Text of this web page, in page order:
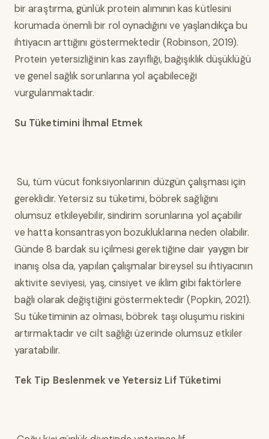
bir araştırma, günlük protein alımının kas kütlesini
korumada önemli bir rol oynadığını ve yaşlandıkça bu
ihtiyacın arttığını göstermektedir (Robinson, 2019).
Protein yetersizliğinin kas zayıflığı, bağışıklık düşüklüğü
ve genel sağlık sorunlarına yol açabileceği
vurgulanmaktadır.
Su Tüketimini İhmal Etmek
Su, tüm vücut fonksiyonlarının düzgün çalışması için
gereklidir. Yetersiz su tüketimi, böbrek sağlığını
olumsuz etkileyebilir, sindirim sorunlarına yol açabilir
ve hatta konsantrasyon bozukluklarına neden olabilir.
Günde 8 bardak su içilmesi gerektiğine dair yaygın bir
inanış olsa da, yapılan çalışmalar bireysel su ihtiyacının
aktivite seviyesi, yaş, cinsiyet ve iklim gibi faktörlere
bağlı olarak değiştiğini göstermektedir (Popkin, 2021).
Su tüketiminin az olması, böbrek taşı oluşumu riskini
artırmaktadır ve cilt sağlığı üzerinde olumsuz etkiler
yaratabilir.
Tek Tip Beslenmek ve Yetersiz Lif Tüketimi